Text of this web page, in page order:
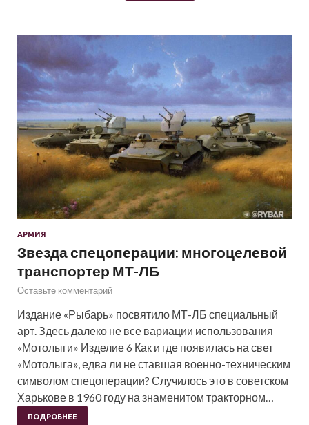
АРМИЯ
Звезда спецоперации: многоцелевой
транспортер МТ-ЛБ
Оставьте комментарий
Издание «Рыбарь» посвятило МТ-ЛБ специальный
арт. Здесь далеко не все вариации использования
«Мотолыги» Изделие 6 Как и где появилась на свет
«Мотолыга», едва ли не ставшая военно-техническим
символом спецоперации? Случилось это в советском
Харькове в 1960 году на знаменитом тракторном…
ПОДРОБНЕЕ